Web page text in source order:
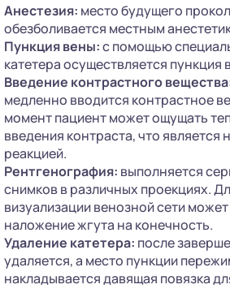
Анестезия: место будущего
обезболивается местным
Пункция вены:с помощью
катетера осуществляется пункция
Введение контрастного
медленно вводится контрастное
момент пациент может ощущать
введения контраста, что является
реакцией.
Рентгенография: выполняется
снимков в различных проекциях.
визуализации венозной сети
наложение жгута на конечность.
Удаление катетера: после
удаляется, а место пункции
накладывается давящая повязка